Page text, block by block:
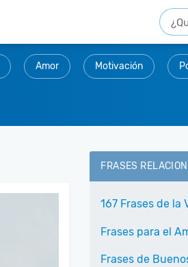
Amor Motivación
FRASES
167 Frases de la
Frases para el
Frases de